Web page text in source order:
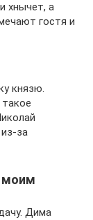
хнычет, а
гостя и
князю.
за
моим
Дима